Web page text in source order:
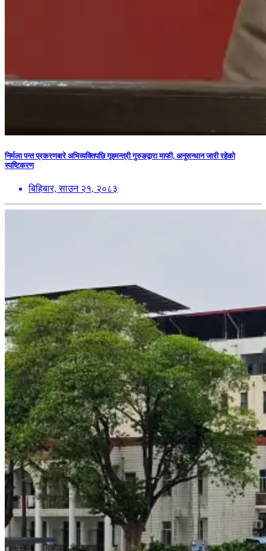
निर्मला पन्त प्रकरणबारे अभिव्यक्तिपछि गृहमन्त्री गुरुङद्वारा माफी, अनुसन्धान जारी रहेको
स्पष्टिकरण
बिहिबार, साउन २१, २०८३